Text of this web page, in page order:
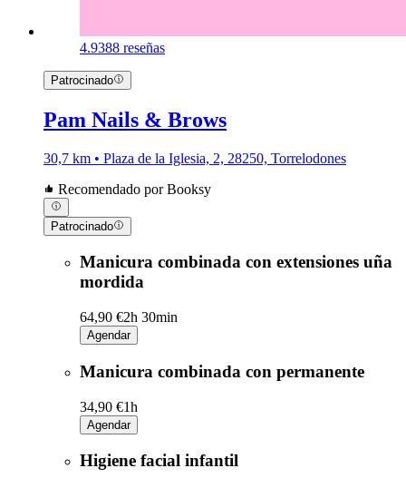
4.9388 reseñas
Patrocinado
Pam Nails & Brows
30,7 km • Plaza de la Iglesia, 2, 28250, Torrelodones
Recomendado por Booksy
Patrocinado
Manicura combinada con extensiones uña
mordida
64,90 €2h 30min
Agendar
Manicura combinada con permanente
34,90 €1h
Agendar
Higiene facial infantil